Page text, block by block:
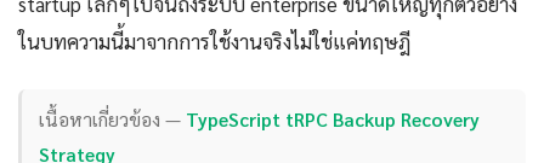
ในบทความนี้มาจากการใช้งานจริงไม่ใช่แค่ทฤษฎี
เนื้อหาเกี่ยวข้อง — TypeScript tRPC Backup Recovery
Strategy